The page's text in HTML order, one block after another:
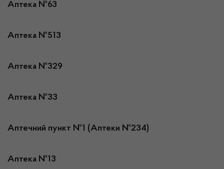
Аптека №63
Аптека №513
Аптека №329
Аптека №33
Аптечний пункт №1 (Аптеки №234)
Аптека №13